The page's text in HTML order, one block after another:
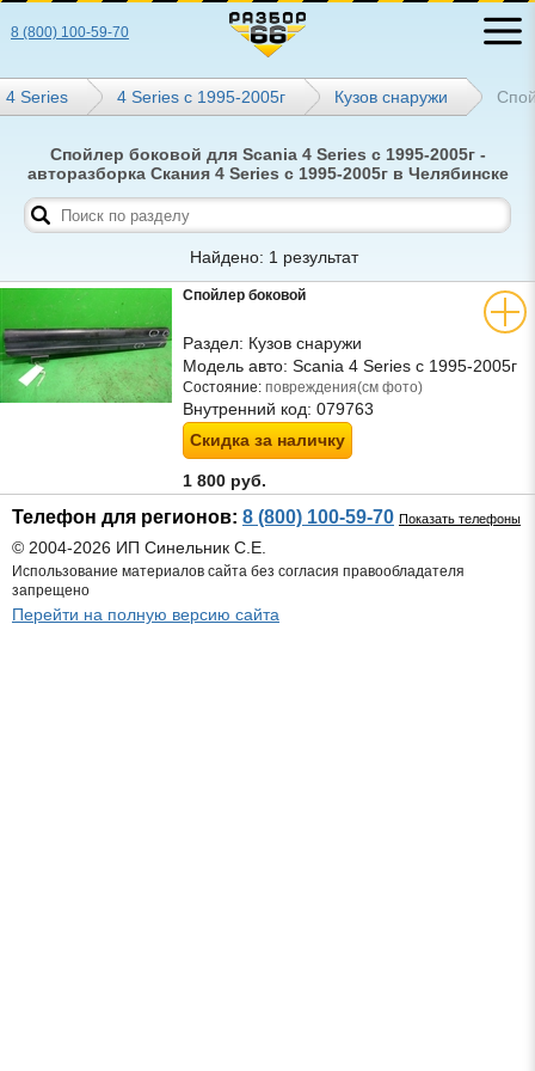
8 (800) 100-59-70
4 Series 4 Series с 1995-2005г Кузов снаружи
Спойлер боковой для Scania 4 Series с 1995-2005г -
авторазборка Скания 4 Series с 1995-2005г в Челябинске
Найдено: 1 результат
Спойлер боковой
Раздел: Кузов снаружи
Модель авто: Scania 4 Series с 1995-2005г
Состояние: повреждения(см фото)
Внутренний код: 079763
Скидка за наличку
1 800 руб.
Телефон для регионов: 8 (800) 100-59-70 Показать телефоны
© 2004-2026 ИП Синельник С.Е.
Использование материалов сайта без согласия правообладателя
запрещено
Перейти на полную версию сайта